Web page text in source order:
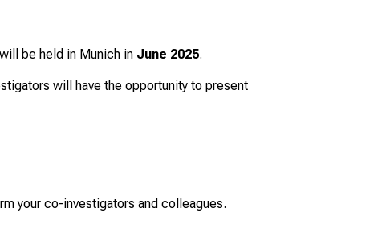
be held in Munich in June 2025.
will have the opportunity to present
your co-investigators and colleagues.